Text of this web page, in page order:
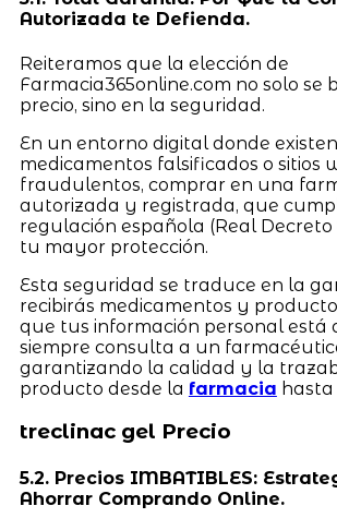
Autorizada te Defienda.
Reiteramos que la elección de
Farmacia365online.com no solo se
precio, sino en la seguridad.
En un entorno digital donde
medicamentos falsificados o sitios
fraudulentos, comprar en una
autorizada y registrada, que
regulación española (Real Decreto
tu mayor protección.
Esta seguridad se traduce en la
recibirás medicamentos y
que tus información personal está
siempre consulta a un
garantizando la calidad y la
producto desde la farmacia hasta
treclinac gel Precio
5.2. Precios IMBATIBLES:
Ahorrar Comprando Online.